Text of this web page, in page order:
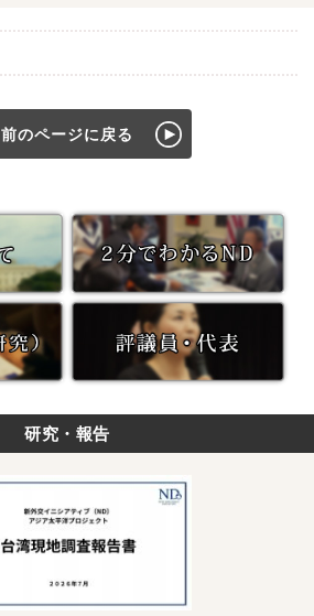
前のページに戻る
研究・報告